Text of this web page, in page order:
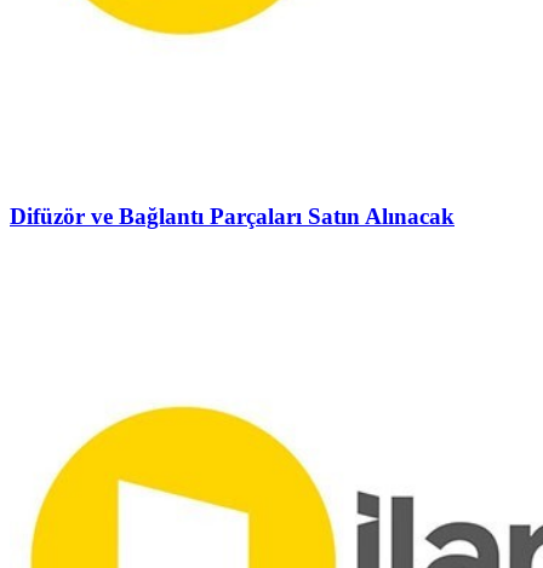
Difüzör ve Bağlantı Parçaları Satın Alınacak